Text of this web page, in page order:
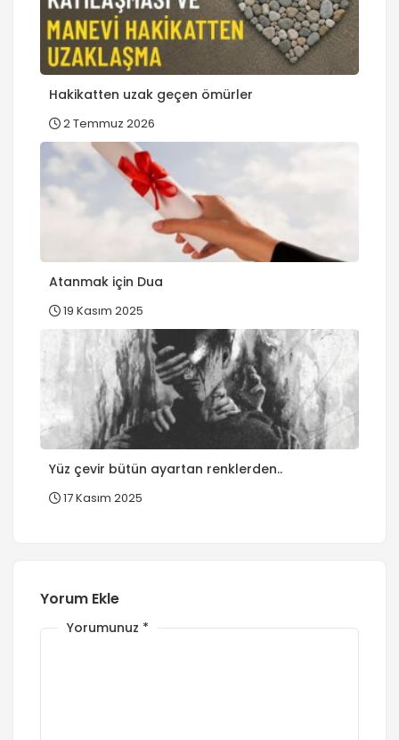
Hakikatten uzak geçen ömürler
2 Temmuz 2026
Atanmak için Dua
19 Kasım 2025
Yüz çevir bütün ayartan renklerden..
17 Kasım 2025
Yorum Ekle
Yorumunuz *